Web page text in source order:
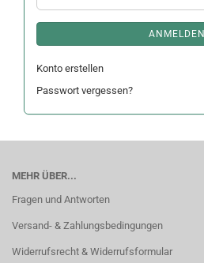
ANMELDEN
Konto erstellen
Passwort vergessen?
MEHR ÜBER...
Fragen und Antworten
Versand- & Zahlungsbedingungen
Widerrufsrecht & Widerrufsformular